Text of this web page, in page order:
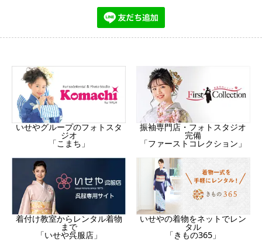
いせやグループのフォトスタ
ジオ
「こまち」
振袖専門店・フォトスタジオ
完備
「ファーストコレクション」
着付け教室からレンタル着物
まで
「いせや呉服店」
いせやの着物をネットでレン
タル
「きもの365」